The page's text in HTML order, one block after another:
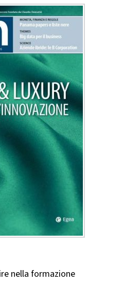
nella formazione